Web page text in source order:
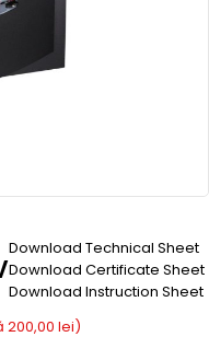
Download Technical Sheet
Download Certificate Sheet
Download Instruction Sheet
200,00 lei)